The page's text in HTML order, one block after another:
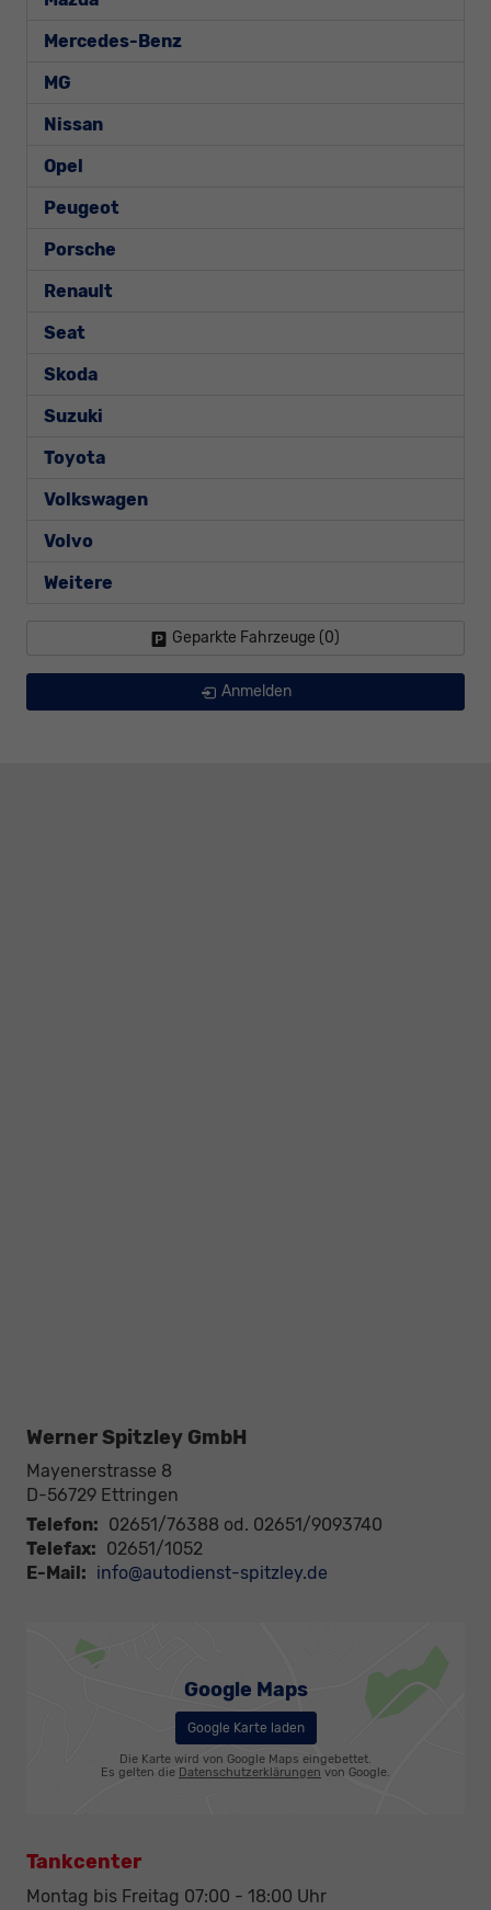
Mercedes-Benz
MG
Nissan
Opel
Peugeot
Porsche
Renault
Seat
Skoda
Suzuki
Toyota
Volkswagen
Volvo
Weitere
Geparkte Fahrzeuge (0)
Anmelden
Werner Spitzley GmbH
Mayenerstrasse 8
D-56729 Ettringen
Telefon: 02651/76388 od. 02651/9093740
Telefax: 02651/1052
E-Mail: info@autodienst-spitzley.de
Google Maps
Google Karte laden
Die Karte wird von Google Maps eingebettet.
Es gelten die Datenschutzerklärungen von Google.
Tankcenter
Montag bis Freitag 07:00 - 18:00 Uhr